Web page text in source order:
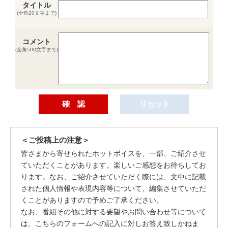
タイトル
(全角20文字まで)
コメント
(全角500文字まで)
＜ご投稿上の注意＞
皆さまから寄せられたホットボイスを、一部、ご紹介させ
ていただくことがあります。楽しいご感想をお待ちしてお
ります。なお、ご紹介させていただく際には、文中に記載
された個人情報や表現内容等について、編集させていただ
くことがありますので予めご了承ください。
なお、番組その他に対する要望やお問い合わせ等について
は、こちらのフォームへの記入に対しお答え致しかねま